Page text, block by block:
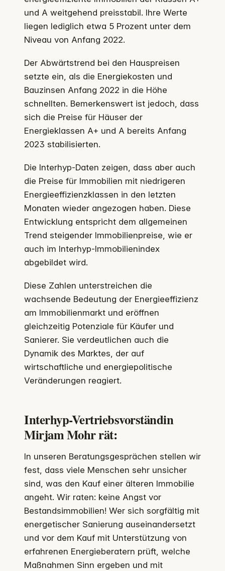
und A weitgehend preisstabil. Ihre Werte
liegen lediglich etwa 5 Prozent unter dem
Niveau von Anfang 2022.
Der Abwärtstrend bei den Hauspreisen
setzte ein, als die Energiekosten und
Bauzinsen Anfang 2022 in die Höhe
schnellten. Bemerkenswert ist jedoch, dass
sich die Preise für Häuser der
Energieklassen A+ und A bereits Anfang
2023 stabilisierten.
Die Interhyp-Daten zeigen, dass aber auch
die Preise für Immobilien mit niedrigeren
Energieeffizienzklassen in den letzten
Monaten wieder angezogen haben. Diese
Entwicklung entspricht dem allgemeinen
Trend steigender Immobilienpreise, wie er
auch im Interhyp-Immobilienindex
abgebildet wird.
Diese Zahlen unterstreichen die
wachsende Bedeutung der Energieeffizienz
am Immobilienmarkt und eröffnen
gleichzeitig Potenziale für Käufer und
Sanierer. Sie verdeutlichen auch die
Dynamik des Marktes, der auf
wirtschaftliche und energiepolitische
Veränderungen reagiert.
Interhyp-Vertriebsvorständin
Mirjam Mohr rät:
In unseren Beratungsgesprächen stellen wir
fest, dass viele Menschen sehr unsicher
sind, was den Kauf einer älteren Immobilie
angeht. Wir raten: keine Angst vor
Bestandsimmobilien! Wer sich sorgfältig mit
energetischer Sanierung auseinandersetzt
und vor dem Kauf mit Unterstützung von
erfahrenen Energieberatern prüft, welche
Maßnahmen Sinn ergeben und mit